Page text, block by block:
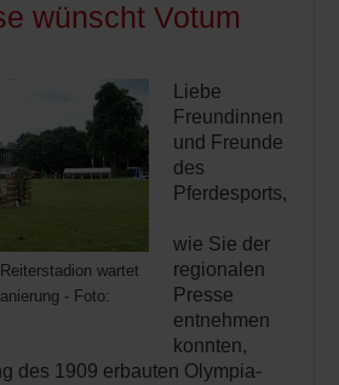
wünscht Votum
wartet
- Foto:
Liebe
Freundinnen
und Freunde
des
Pferdesports,
wie Sie der
regionalen
Presse
entnehmen
konnten,
des 1909 erbauten Olympia-